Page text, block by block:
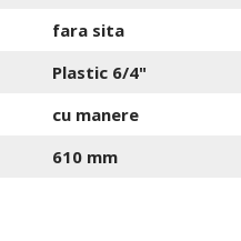
fara sita
Plastic 6/4"
cu manere
610 mm